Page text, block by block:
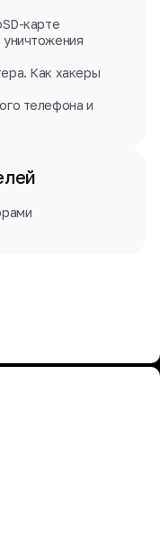
карте
Как хакеры
телефона и